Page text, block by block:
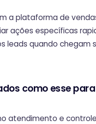
a plataforma de
ações específicas
leads quando chegam
como esse
atendimento e